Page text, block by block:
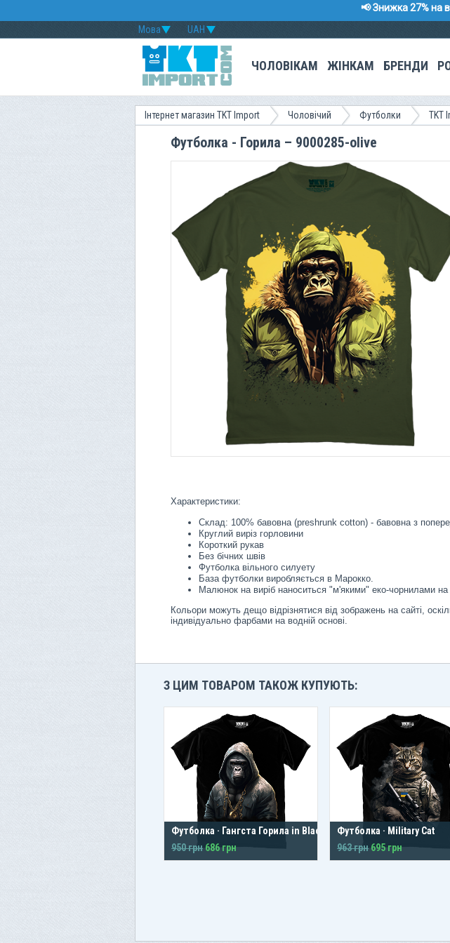
📢 Знижка 27% на
UAH
Мова
ЧОЛОВІКАМ ЖІНКАМ БРЕНДИ
Інтернет магазин TKT Import Чоловічий Футболки TKT
Футболка - Горила – 9000285-olive
Характеристики:
Склад: 100% бавовна (preshrunk cotton) - бавовна з
Круглий виріз горловини
Короткий рукав
Без бічних швів
Футболка вільного силуету
База футболки виробляється в Марокко.
Малюнок на виріб наноситься "м'якими" еко-чорнилами на
Кольори можуть дещо відрізнятися від зображень на сайті,
індивідуально фарбами на водній основі.
З ЦИМ ТОВАРОМ ТАКОЖ КУПУЮТЬ:
Футболка · Гангста Горила in Black
950 грн 686 грн
Футболка · Military Cat
963 грн 695 грн